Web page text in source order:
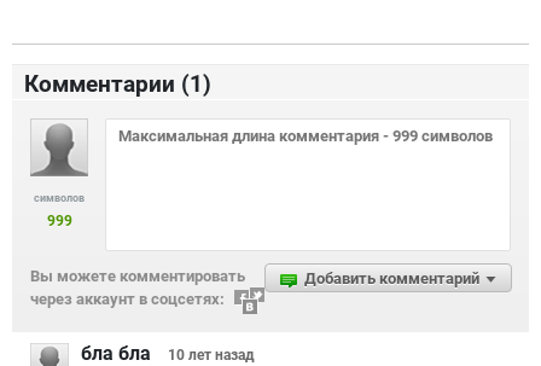
Комментарии (1)
символов
999
Добавить комментарий
Вы можете комментировать
через аккаунт в соцсетях:
бла бла 10 лет назад